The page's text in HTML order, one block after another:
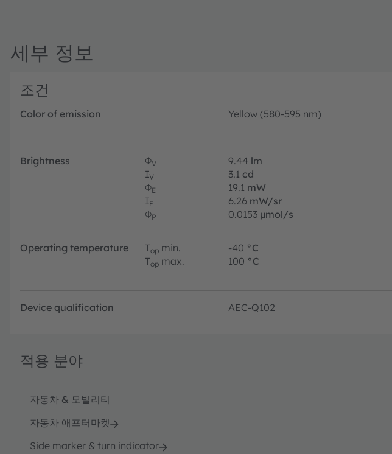
세부 정보
조건
Color of emission Yellow (580-595 nm)
Brightness ΦV 9.44 lm
IV 3.1 cd
ΦE 19.1 mW
IE 6.26 mW/sr
ΦP 0.0153 µmol/s
Operating temperature Top min. -40 °C
Top max. 100 °C
Device qualification AEC-Q102
적용 분야
자동차 & 모빌리티
자동차 애프터마켓
Side marker & turn indicator